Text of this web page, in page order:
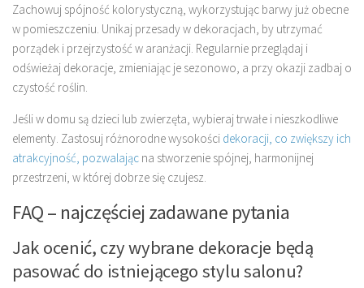
Zachowuj spójność kolorystyczną, wykorzystując barwy już obecne
w pomieszczeniu. Unikaj przesady w dekoracjach, by utrzymać
porządek i przejrzystość w aranżacji. Regularnie przeglądaj i
odświeżaj dekoracje, zmieniając je sezonowo, a przy okazji zadbaj o
czystość roślin.
Jeśli w domu są dzieci lub zwierzęta, wybieraj trwałe i nieszkodliwe
elementy. Zastosuj różnorodne wysokości dekoracji, co zwiększy ich
atrakcyjność, pozwalając na stworzenie spójnej, harmonijnej
przestrzeni, w której dobrze się czujesz.
FAQ – najczęściej zadawane pytania
Jak ocenić, czy wybrane dekoracje będą
pasować do istniejącego stylu salonu?